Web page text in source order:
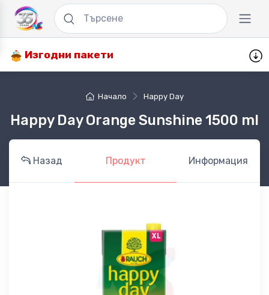
Изгодни пакети
Начало Happy Day
Happy Day Orange Sunshine 1500 ml
Назад Продукт Информация